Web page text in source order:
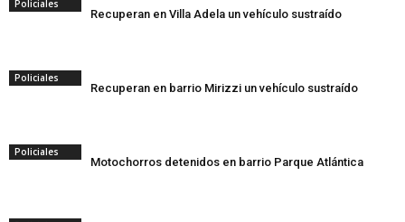
Policiales
Recuperan en Villa Adela un vehículo sustraído
Policiales
Recuperan en barrio Mirizzi un vehículo sustraído
Policiales
Motochorros detenidos en barrio Parque Atlántica